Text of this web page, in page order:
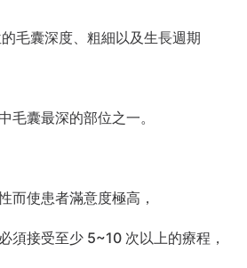
毛囊深度、粗細以及生長週期
毛囊最深的部位之一。
而使患者滿意度極高，
須接受至少 5~10 次以上的療程，